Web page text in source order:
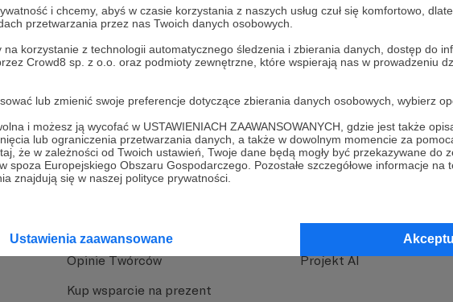
i chcemy, abyś w czasie korzystania z naszych usług czuł się komfortowo,
przetwarzania przez nas Twoich danych osobowych.
na korzystanie z technologii automatycznego śledzenia i zbierania danych, dostęp do
Crowd8 sp. z o.o. oraz podmioty zewnętrzne, które wspierają nas w prowadzeniu
lub zmienić swoje preferencje dotyczące zbierania danych osobowych, wybierz
i możesz ją wycofać w USTAWIENIACH ZAAWANSOWANYCH, gdzie jest także
lub ograniczenia przetwarzania danych, a także w dowolnym momencie za
że w zależności od Twoich ustawień, Twoje dane będą mogły być przekazywane do
spoza Europejskiego Obszaru Gospodarczego. Pozostałe szczegółowe informacje
znajdują się w naszej polityce prywatności.
Ustawienia zaawansowane
O Patronite
Jak to działa
Funkcje Patronite
Baza wiedzy
Opinie Twórców
Kup wsparcie na prezent
Dodatkowe produkty
MCN Patronite
Suppi.pl
Zniżki dla Patronów
Projekt AI